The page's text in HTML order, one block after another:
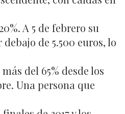
A 5 de febrero su
de 5.500 euros, lo
del 65% desde los
Una persona que